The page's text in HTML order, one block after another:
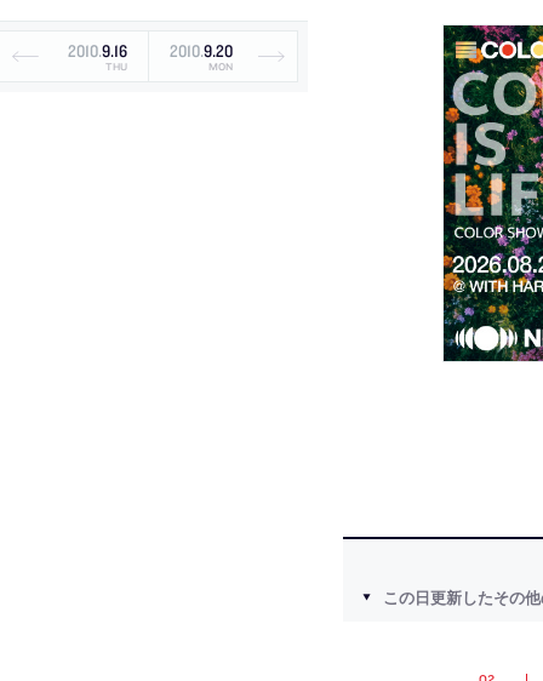
2010.9.16
THU
2010.9.20
MON
この日更新したその